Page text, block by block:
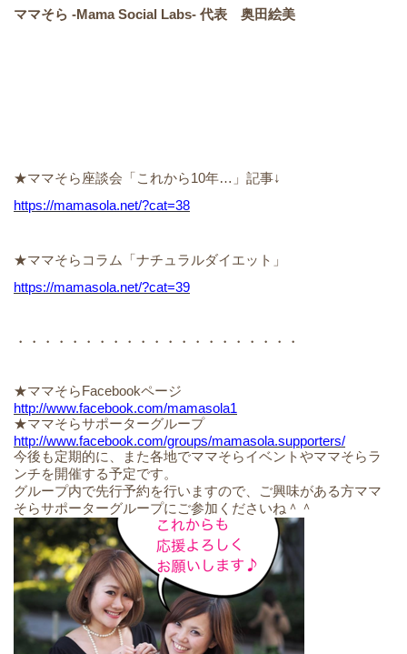
ママそら -Mama Social Labs- 代表 奥田絵美
★ママそら座談会「これから10年…」記事↓
https://mamasola.net/?cat=38
★ママそらコラム「ナチュラルダイエット」
https://mamasola.net/?cat=39
・・・・・・・・・・・・・・・・・・・・・
★ママそらFacebookページ
http://www.facebook.com/mamasola1
★ママそらサポーターグループ
http://www.facebook.com/groups/mamasola.supporters/
今後も定期的に、また各地でママそらイベントやママそらラ
ンチを開催する予定です。
グループ内で先行予約を行いますので、ご興味がある方ママ
そらサポーターグループにご参加くださいね＾＾